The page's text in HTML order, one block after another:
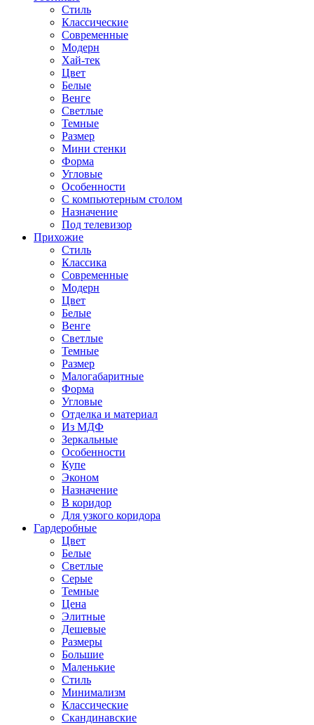
Стиль
Классические
Современные
Модерн
Хай-тек
Цвет
Белые
Венге
Светлые
Темные
Размер
Мини стенки
Форма
Угловые
Особенности
С компьютерным столом
Назначение
Под телевизор
Прихожие
Стиль
Классика
Современные
Модерн
Цвет
Белые
Венге
Светлые
Темные
Размер
Малогабаритные
Форма
Угловые
Отделка и материал
Из МДФ
Зеркальные
Особенности
Купе
Эконом
Назначение
В коридор
Для узкого коридора
Гардеробные
Цвет
Белые
Светлые
Серые
Темные
Цена
Элитные
Дешевые
Размеры
Большие
Маленькие
Стиль
Минимализм
Классические
Скандинавские